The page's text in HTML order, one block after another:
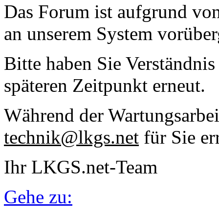
Das Forum ist aufgrund
an unserem System
Bitte haben Sie
späteren Zeitpunkt erneut.
Während der
technik@lkgs.net für Sie
Ihr LKGS.net-Team
Gehe zu: